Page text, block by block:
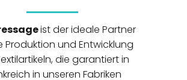
ist der ideale Partner
Produktion und Entwicklung
die garantiert in
in unseren Fabriken